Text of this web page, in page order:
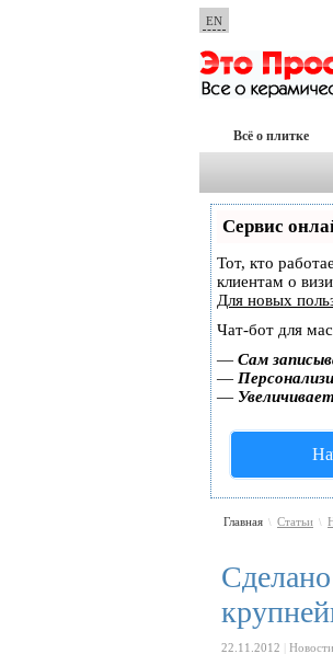
EN
Всё о плитке
Сервис
Тот, кто
клиентам о
Для новых
Чат-бот для
— Сам
—
—
Главная \ Статьи \
22.11.2012